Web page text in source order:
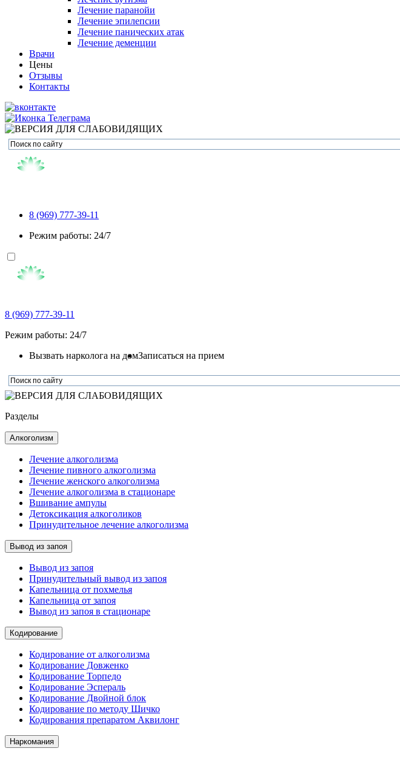
Лечение паранойи
Лечение эпилепсии
Лечение панических атак
Лечение деменции
Врачи
Цены
Отзывы
Контакты
8 (969) 777-39-11
Режим работы: 24/7
8 (969) 777-39-11
Режим работы: 24/7
Вызвать нарколога на домЗаписаться на прием
Разделы
Алкоголизм
Лечение алкоголизма
Лечение пивного алкоголизма
Лечение женского алкоголизма
Лечение алкоголизма в стационаре
Вшивание ампулы
Детоксикация алкоголиков
Принудительное лечение алкоголизма
Вывод из запоя
Вывод из запоя
Принудительный вывод из запоя
Капельница от похмелья
Капельница от запоя
Вывод из запоя в стационаре
Кодирование
Кодирование от алкоголизма
Кодирование Довженко
Кодирование Торпедо
Кодирование Эспераль
Кодирование Двойной блок
Кодирование по методу Шичко
Кодирования препаратом Аквилонг
Наркомания